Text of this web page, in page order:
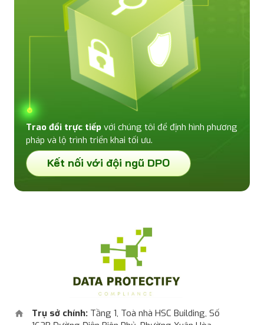
Trao đổi trực tiếp với chúng tôi để định hình phương
pháp và lộ trình triển khai tối ưu.
Kết nối với đội ngũ DPO
Trụ sở chính: Tầng 1, Toà nhà HSC Building, Số